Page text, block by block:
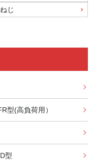
じ
型(高負荷用）
型